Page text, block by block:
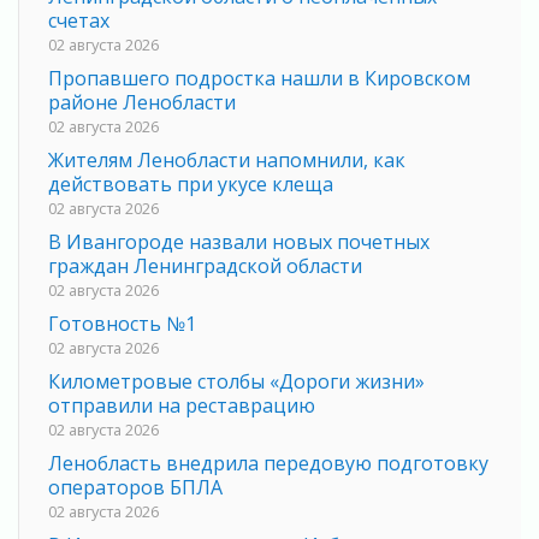
счетах
02 августа 2026
Пропавшего подростка нашли в Кировском
районе Ленобласти
02 августа 2026
Жителям Ленобласти напомнили, как
действовать при укусе клеща
02 августа 2026
В Ивангороде назвали новых почетных
граждан Ленинградской области
02 августа 2026
Готовность №1
02 августа 2026
Километровые столбы «Дороги жизни»
отправили на реставрацию
02 августа 2026
Ленобласть внедрила передовую подготовку
операторов БПЛА
02 августа 2026